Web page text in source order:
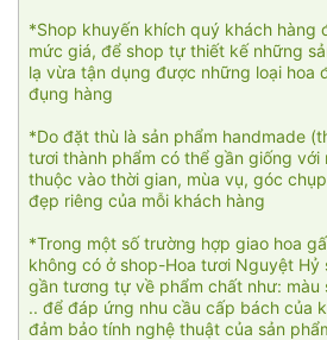
*Shop khuyến khích quý khách hàng
mức giá, để shop tự thiết kế những
lạ vừa tận dụng được những loại hoa
đụng hàng
*Do đặt thù là sản phẩm handmade
tươi thành phẩm có thể gần giống
thuộc vào thời gian, mùa vụ, góc
đẹp riêng của mỗi khách hàng
*Trong một số trường hợp giao hoa
không có ở shop-Hoa tươi Nguyệt Hỷ
gần tương tự về phẩm chất như: màu
.. để đáp ứng nhu cầu cấp bách của
đảm bảo tính nghệ thuật của sản